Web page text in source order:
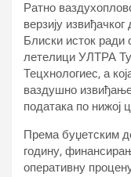
Ратно
верзију
Блиски исток ради
летелици УЛТРА
Тецхнологиес, а
ваздушно
података по нижој
Према буџетским
годину,
оперативну